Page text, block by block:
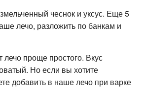
чеснок и уксус. Еще 5
лечо, разложить по банкам и
лечо проще простого. Вкус
Но если вы хотите
добавить в наше лечо при варке